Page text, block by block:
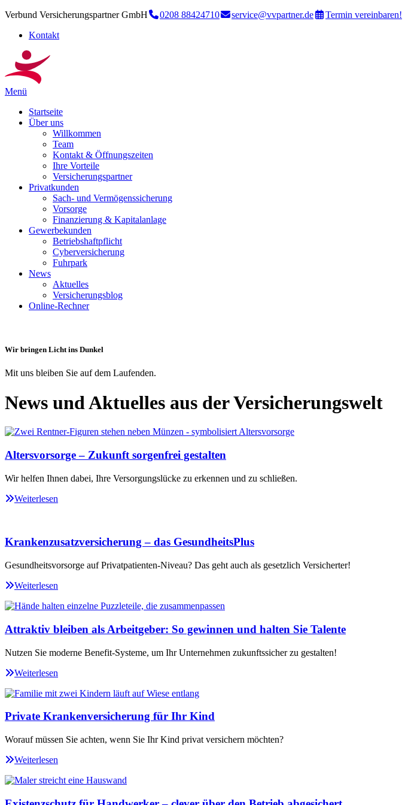
Verbund Versicherungspartner GmbH 0208 88424710 service@vvpartner.de
Termin vereinbaren!
Kontakt
Menü
Startseite
Über uns
Willkommen
Team
Kontakt & Öffnungszeiten
Ihre Vorteile
Versicherungspartner
Privatkunden
Sach- und Vermögenssicherung
Vorsorge
Finanzierung & Kapitalanlage
Gewerbekunden
Betriebshaftpflicht
Cyberversicherung
Fuhrpark
News
Aktuelles
Versicherungsblog
Online-Rechner
Wir bringen Licht ins Dunkel
Mit uns bleiben Sie auf dem Laufenden.
News und Aktuelles aus der Versicherungswelt
Altersvorsorge – Zukunft sorgenfrei gestalten
Wir helfen Ihnen dabei, Ihre Versorgungslücke zu erkennen und zu schließen.
Weiterlesen
Krankenzusatzversicherung – das GesundheitsPlus
Gesundheitsvorsorge auf Privatpatienten-Niveau? Das geht auch als gesetzlich Versicherter!
Weiterlesen
Attraktiv bleiben als Arbeitgeber: So gewinnen und halten Sie Talente
Nutzen Sie moderne Benefit-Systeme, um Ihr Unternehmen zukunftssicher zu gestalten!
Weiterlesen
Private Krankenversicherung für Ihr Kind
Worauf müssen Sie achten, wenn Sie Ihr Kind privat versichern möchten?
Weiterlesen